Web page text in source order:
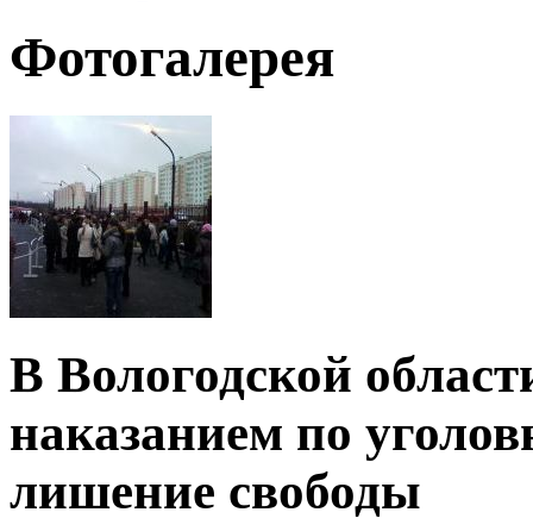
Фотогалерея
В Вологодской
наказанием по
лишение свободы